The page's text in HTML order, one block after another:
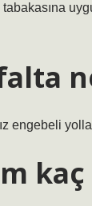
engebeli
kaç